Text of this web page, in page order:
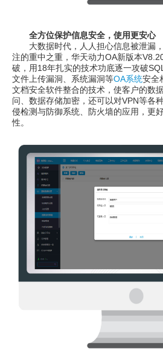
全方位保护信息安全，使用更安心
大数据时代，人人担心信息被泄漏
注的重中之重，华天动力OA新版本
破，用18年扎实的技术功底逐一攻破
文件上传漏洞、系统漏洞等OA系统安全
文档安全软件整合的技术，使客户的数
问、数据存储加密，还可以对VPN等各
侵检测与防御系统、防火墙的应用，更
性。